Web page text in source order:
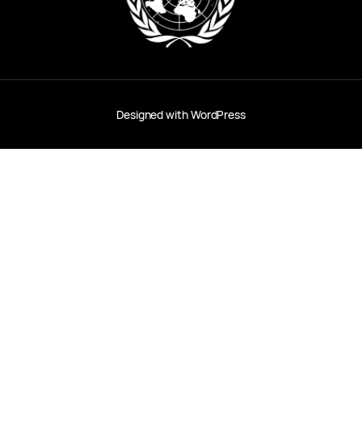
Designed withWordPress